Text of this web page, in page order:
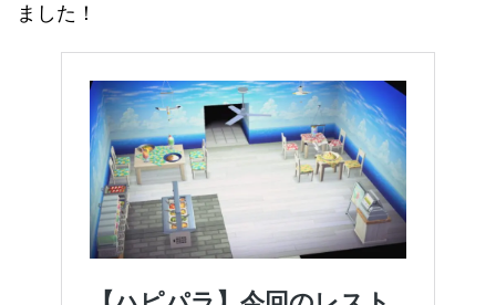
ました！